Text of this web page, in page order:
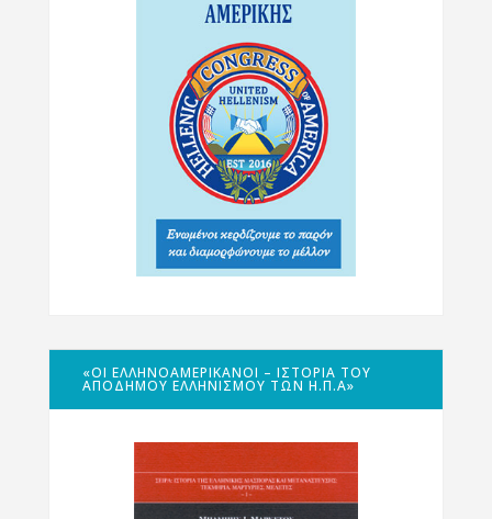
«ΟΙ ΕΛΛΗΝΟΑΜΕΡΙΚΑΝΟΊ – ΙΣΤΟΡΊΑ ΤΟΥ
ΑΠΌΔΗΜΟΥ ΕΛΛΗΝΙΣΜΟΎ ΤΩΝ Η.Π.Α»